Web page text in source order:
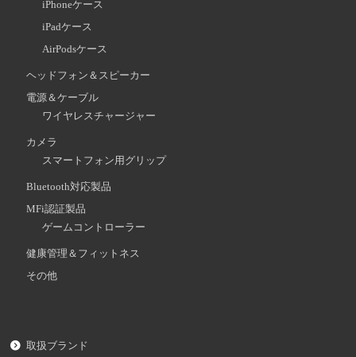
iPhoneケース
iPadケース
AirPodsケース
ヘッドフォン＆スピーカー
電源＆ケーブル
ワイヤレスチャージャー
カメラ
スマートフォン用グリップ
Bluetooth対応製品
MFi認証製品
ゲームコントローラー
健康管理＆フィットネス
その他
取扱ブランド